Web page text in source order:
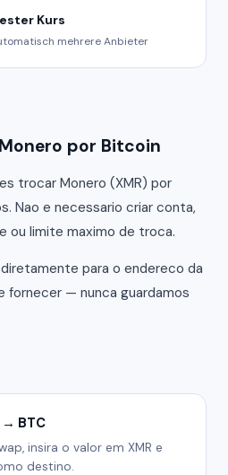
Kurs
mehrere Anbieter
por Bitcoin
trocar Monero (XMR) por
Nao e necessario criar conta,
ou limite maximo de troca.
para o endereco da
fornecer — nunca guardamos
→ BTC
insira o valor em XMR e
destino.